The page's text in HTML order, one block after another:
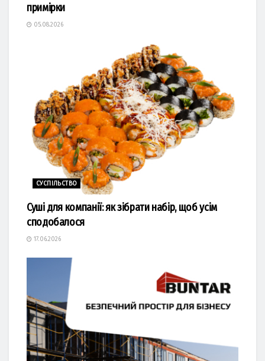
примірки
05.08.2026
СУСПІЛЬСТВО
Суші для компанії: як зібрати набір, щоб усім
сподобалося
17.06.2026